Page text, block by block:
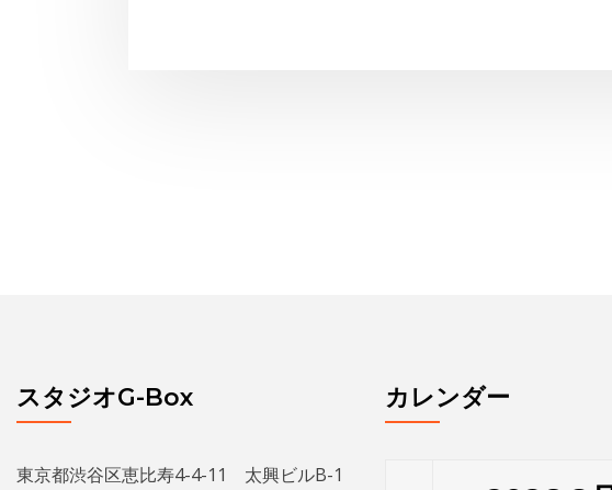
スタジオG-Box
東京都渋谷区恵比寿4-4-11 太興ビルB-1
カレンダー